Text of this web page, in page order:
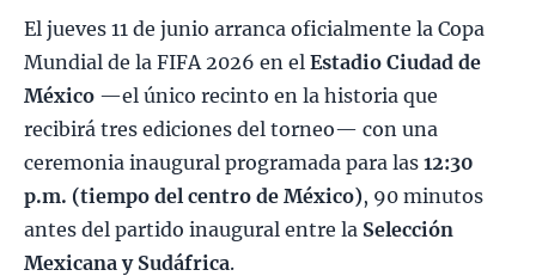
El jueves 11 de junio arranca oficialmente la Copa
Mundial de la FIFA 2026 en el Estadio Ciudad de
México —el único recinto en la historia que
recibirá tres ediciones del torneo— con una
ceremonia inaugural programada para las 12:30
p.m. (tiempo del centro de México), 90 minutos
antes del partido inaugural entre la Selección
Mexicana y Sudáfrica.